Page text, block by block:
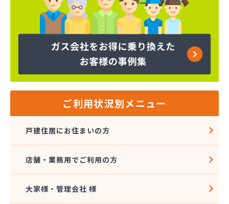
ご利用状況別メニュー
戸建住居にお住まいの方
店舗・業務用でご利用の方
大家様・管理会社 様